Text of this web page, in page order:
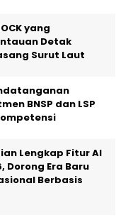
yang
Detak
Surut Laut
BNSP dan LSP
Lengkap Fitur AI
Dorong Era Baru
Berbasis